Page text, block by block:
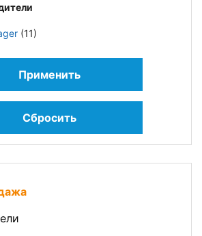
(11)
Применить
Сбросить